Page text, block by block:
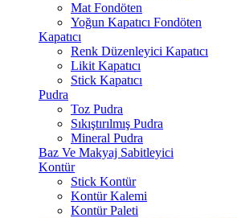
Mat Fondöten
Yoğun Kapatıcı Fondöten
Kapatıcı
Renk Düzenleyici Kapatıcı
Likit Kapatıcı
Stick Kapatıcı
Pudra
Toz Pudra
Sıkıştırılmış Pudra
Mineral Pudra
Baz Ve Makyaj Sabitleyici
Kontür
Stick Kontür
Kontür Kalemi
Kontür Paleti